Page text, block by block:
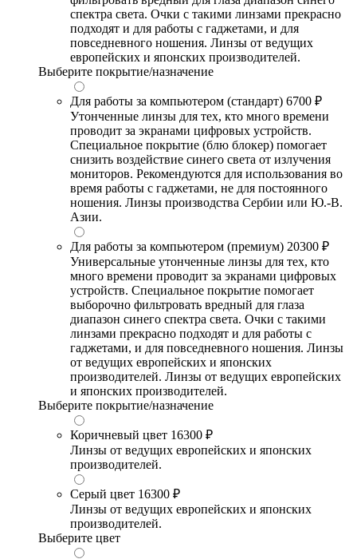
спектра света. Очки с такими линзами прекрасно
подходят и для работы с гаджетами, и для
повседневного ношения. Линзы от ведущих
европейских и японских производителей.
Выберите покрытие/назначение
Для работы за компьютером (стандарт) 6700 ₽
Утонченные линзы для тех, кто много времени
проводит за экранами цифровых устройств.
Специальное покрытие (блю блокер) помогает
снизить воздействие синего света от излучения
мониторов. Рекомендуются для использования во
время работы с гаджетами, не для постоянного
ношения. Линзы производства Сербии или Ю.-В.
Азии.
Для работы за компьютером (премиум) 20300 ₽
Универсальные утонченные линзы для тех, кто
много времени проводит за экранами цифровых
устройств. Специальное покрытие помогает
выборочно фильтровать вредный для глаза
диапазон синего спектра света. Очки с такими
линзами прекрасно подходят и для работы с
гаджетами, и для повседневного ношения. Линзы
от ведущих европейских и японских
производителей. Линзы от ведущих европейских
и японских производителей.
Выберите покрытие/назначение
Коричневый цвет 16300 ₽
Линзы от ведущих европейских и японских
производителей.
Серый цвет 16300 ₽
Линзы от ведущих европейских и японских
производителей.
Выберите цвет